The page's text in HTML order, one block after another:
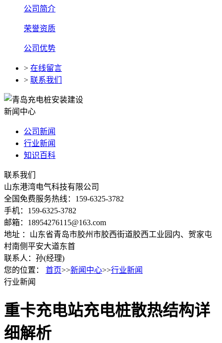
公司简介
荣誉资质
公司优势
> 在线留言
> 联系我们
新闻中心
公司新闻
行业新闻
知识百科
联系我们
山东港湾电气科技有限公司
全国免费服务热线：159-6325-3782
手机：159-6325-3782
邮箱：18954276115@163.com
地址 ：山东省青岛市胶州市胶西街道胶西工业园内、贺家屯
村南侧平安大道东首
联系人：孙(经理)
您的位置：
首页>>新闻中心>>行业新闻
行业新闻
重卡充电站充电桩散热结构详
细解析